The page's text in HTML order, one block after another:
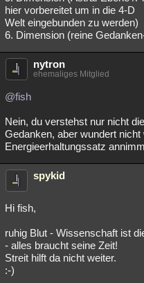
hier vorbereitet um in die 4-D
Welt eingebunden zu werden)
6. Dimension (reine
nytron
ehemaliges Mitglied
@fish
Nein, du verstehst nur nicht
Gedanken, aber wundert
Energieerhaltungssatz
spykid
Hi fish,
ruhig Blut - Wissenschaft ist
- alles braucht seine Zeit!
Streit hilft da nicht weiter.
:-)